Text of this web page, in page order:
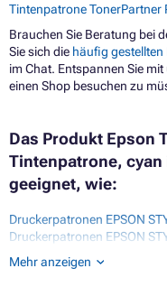
Tintenpatrone TonerPartner
Brauchen Sie Beratung bei
Sie sich die häufig gestellten
im Chat. Entspannen Sie
einen Shop besuchen zu
Das Produkt Epson
Tintenpatrone,
geeignet, wie:
Druckerpatronen EPSON
Druckerpatronen EPSON
Druckerpatronen EPSON
Druckerpatronen EPSON
Mehr anzeigen